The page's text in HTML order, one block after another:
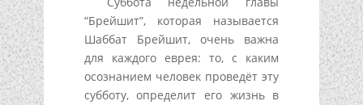
“Брейшит”, которая называется
Шаббат Брейшит, очень важна
для каждого еврея: то, с каким
осознанием человек проведёт эту
субботу, определит его жизнь в